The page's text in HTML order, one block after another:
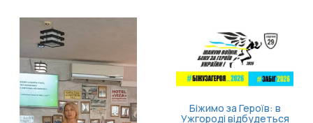
родин: які посл...